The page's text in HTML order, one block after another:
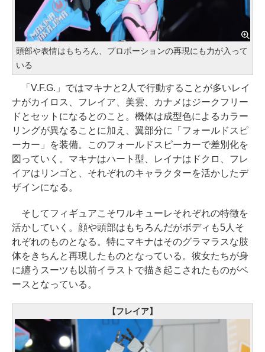
頭部や表情はもちろん、プロポーションの再現にも力が入って
いる
「V.F.G.」ではマキナと2人で行動することが多いレイ
ナがカイロス、フレイア、美雲、カナメはジークフリー
ドとセットになるとのこと。機体は成型色によるカラー
リングが異なることに加え、翼部分に「フォールドスピ
ーカー」を装備。このフォールドスピーカーで差別化を
図っていく。マキナはハート型、レイナはドクロ、フレ
イアはリンゴと、それぞれのキャラクターを活かしたデ
ザインになる。
そしてフィギュアこそワルキューレそれぞれの特徴を
活かしていく。顔や頭部はもちろんだがボディも5人そ
れぞれのものとなる。特にマキナはそのグラマラスな肢
体をきちんと再現したものとなっている。彼女たちが身
に纏うスーツも以前イラストで描き起こされたものがベ
ースとなっている。
【フレイア】